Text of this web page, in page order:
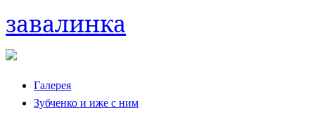
Skip
content
завалинка
Галерея
Зубченко и иже с ним